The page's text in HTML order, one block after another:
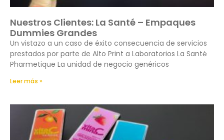
Nuestros Clientes: La Santé – Empaques
Dummies Grandes
Un vistazo a un caso de éxito consecuencia de servicios
prestados por parte de Alto Print a Laboratorios La Santė
Pharmetique La unidad de negocio genéricos
Leer más »